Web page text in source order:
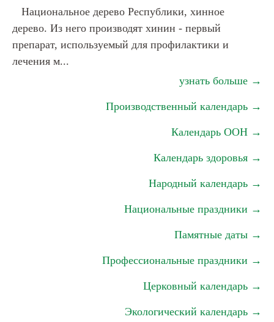
Национальное дерево Республики, хинное
дерево. Из него производят хинин - первый
препарат, используемый для профилактики и
лечения м...
узнать больше →
Производственный календарь →
Календарь ООН →
Календарь здоровья →
Народный календарь →
Национальные праздники →
Памятные даты →
Профессиональные праздники →
Церковный календарь →
Экологический календарь →